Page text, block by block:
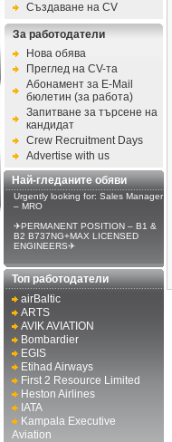
Създаване на CV
За работодатели
Нова обява
Преглед на CV-та
Абонамент за E-Mail
бюлетин (за работа)
Запитване за търсене на
кандидат
Crew Recruitment Days
Advertise with us
Най-гледаните обяви
Urgently looking for: Sales Manager
– MRO
✈PERMANENT POSITION – B1 &
B2 B737NG+MAX LICENSED
ENGINEERS✈
Топ работодатели
airBaltic
ARTS
AVIK AVIATION
Bombardier
EGIS
Etihad Airways
First 2 Resource Limited
Heston Airlines
IATA
Kampala Executive
Aviation